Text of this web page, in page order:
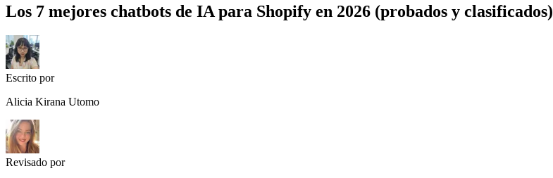
Los 7 mejores chatbots de IA para Shopify en 2026 (probados y clasificados)
Escrito por
Alicia Kirana Utomo
Revisado por